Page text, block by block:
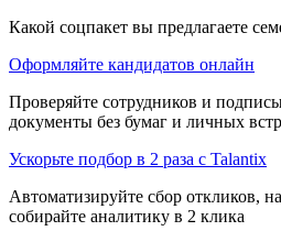
Какой соцпакет вы предлагаете
Оформляйте кандидатов онлайн
Проверяйте сотрудников и
документы без бумаг и личных
Ускорьте подбор в 2 раза с Talantix
Автоматизируйте сбор откликов,
собирайте аналитику в 2 клика